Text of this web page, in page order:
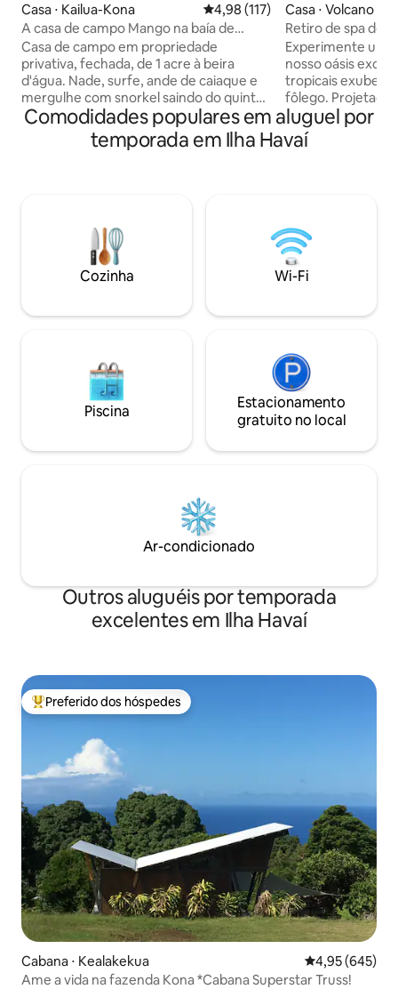
Casa ⋅ Kailua-Kona 4,98 de uma avaliação média de
4,98 (117)
A casa de campo Mango na baía de
Keauhou
Casa de campo em propriedade
privativa, fechada, de 1 acre à beira
d'água. Nade, surfe, ande de caiaque e
mergulhe com snorkel saindo do quintal.
Veja golfinhos e barcos na baía. Caminhe
até passeios para ver arraias, fazer
snorkeling, andar de caiaque, observar
coberto com vista parcial para o mar.
Uso de caiaques e pranchas de stand up
paddle. Reserve sozinho ou com o
Ocean Cottage. Apenas para casais e
não fumante por dentro e por fora.
Casa ⋅ Volcano
Retiro de spa de
Parque Nacional
Experimente um
nosso oásis
tropicais
fôlego. Projetado
exigentes que
acomodações.
experiência
lenha. Delicie-se
na banheira
Totalmente
privacidade e
Comodidades populares em aluguel por
temporada em Ilha Havaí
Cozinha Wi-Fi
Piscina
Estacionamento
gratuito no local
Ar-condicionado
Outros aluguéis por temporada
excelentes em Ilha Havaí
Entre os melhores preferidos dos hóspedes
Preferido dos hóspedes
Cabana ⋅ Kealakekua 4,95 de uma
4,95 (645)
Ame a vida na fazenda Kona *Cabana Superstar Truss!